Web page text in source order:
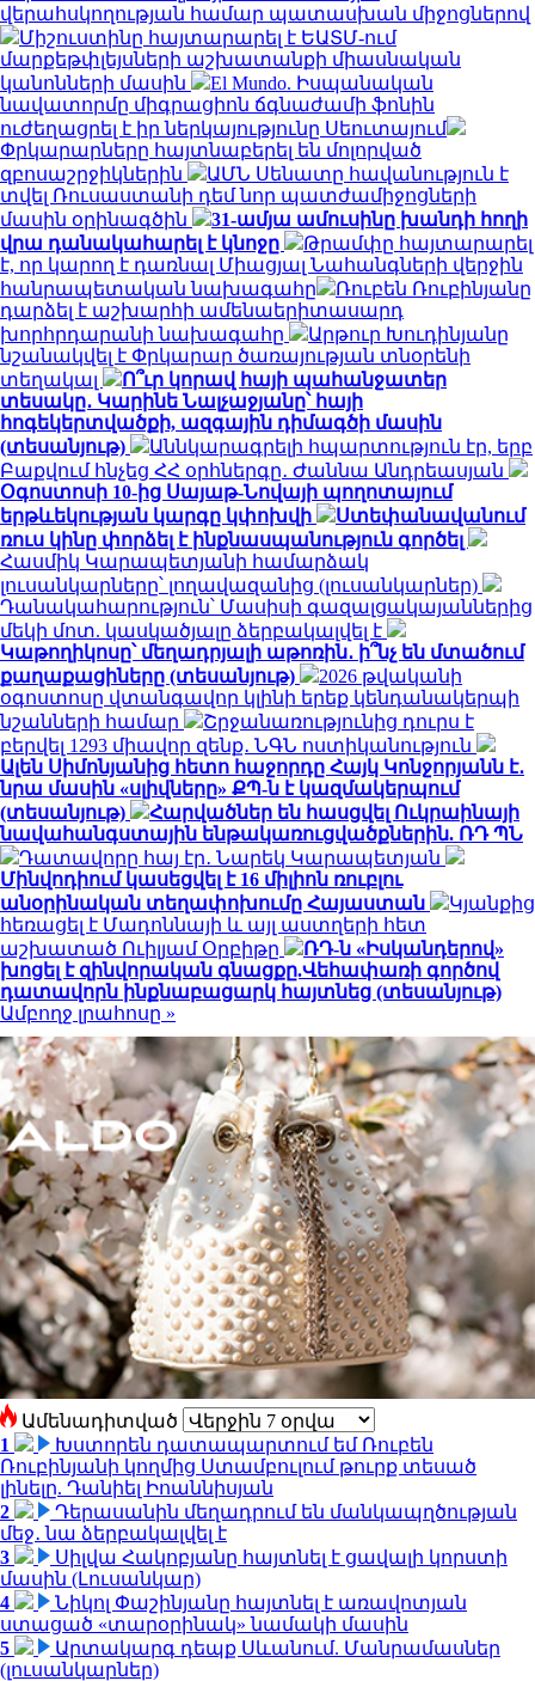
վերահսկողության համար պատասխան միջոցներով
Միշուստինը հայտարարել է ԵԱՏՄ-ում
մարքեթփլեյսների աշխատանքի միասնական
կանոնների մասին
El Mundo. Իսպանական
նավատորմը միգրացիոն ճգնաժամի ֆոնին
ուժեղացրել է իր ներկայությունը Սեուտայում
Փրկարարները հայտնաբերել են մոլորված
զբոսաշրջիկներին
ԱՄՆ Սենատը հավանություն է
տվել Ռուսաստանի դեմ նոր պատժամիջոցների
մասին օրինագծին
31-ամյա ամուսինը խանդի հողի
վրա դանակահարել է կնոջը
Թրամփը հայտարարել
է, որ կարող է դառնալ Միացյալ Նահանգների վերջին
հանրապետական ​​նախագահը
Ռուբեն Ռուբինյանը
դարձել է աշխարհի ամենաերիտասարդ
խորհրդարանի նախագահը
Արթուր Խուդինյանը
նշանակվել է Փրկարար ծառայության տնօրենի
տեղակալ
Ո՞ւր կորավ հայի պահանջատեր
տեսակը․ Կարինե Նալչաջյանը՝ հայի
հոգեկերտվածքի, ազգային դիմագծի մասին
(տեսանյութ)
Աննկարագրելի հպարտություն էր, երբ
Բաքվում հնչեց ՀՀ օրհներգը․ Ժաննա Անդրեասյան
Օգոստոսի 10-ից Սայաթ-Նովայի պողոտայում
երթևեկության կարգը կփոխվի
Ստեփանավանում
ռուս կինը փորձել է ինքնասպանություն գործել
Հասմիկ Կարապետյանի համարձակ
լուսանկարները՝ լողավազանից (լուսանկարներ)
Դանակահարություն՝ Մասիսի գազալցակայաններից
մեկի մոտ. կասկածյալը ձերբակալվել է
Կաթողիկոսը՝ մեղադրյալի աթոռին․ ի՞նչ են մտածում
քաղաքացիները (տեսանյութ)
2026 թվականի
օգոստոսը վտանգավոր կլինի երեք կենդանակերպի
նշանների համար
Շրջանառությունից դուրս է
բերվել 1293 միավոր զենք․ ՆԳՆ ոստիկանություն
Ալեն Սիմոնյանից հետո հաջորդը Հայկ Կոնջորյանն է․
նրա մասին «սլիվները» ՔՊ-ն է կազմակերպում
(տեսանյութ)
Հարվածներ են հասցվել Ուկրաինայի
նավահանգստային ենթակառուցվածքներին. ՌԴ ՊՆ
Դատավորը հայ էր․ Նարեկ Կարապետյան
Մինվոդիում կասեցվել է 16 միլիոն ռուբլու
անօրինական տեղափոխումը Հայաստան
Կյանքից
հեռացել է Մադոննայի և այլ աստղերի հետ
աշխատած Ուիլյամ Օրբիթը
ՌԴ-ն «Իսկանդերով»
խոցել է զինվորական գնացքը.Վեհափառի գործով
դատավորն ինքնաբացարկ հայտնեց (տեսանյութ)
Ամբողջ լրահոսը »
Ամենադիտված
1
Խստորեն դատապարտում եմ Ռուբեն
Ռուբինյանի կողմից Ստամբուլում թուրք տեսած
լինելը. Դանիել Իոաննիսյան
2
Դերասանին մեղադրում են մանկապղծության
մեջ․ նա ձերբակալվել է
3
Սիլվա Հակոբյանը հայտնել է ցավալի կորստի
մասին (Լուսանկար)
4
Նիկոլ Փաշինյանը հայտնել է առավոտյան
ստացած «տարօրինակ» նամակի մասին
5
Արտակարգ դեպք Սևանում. Մանրամասներ
(լուսանկարներ)